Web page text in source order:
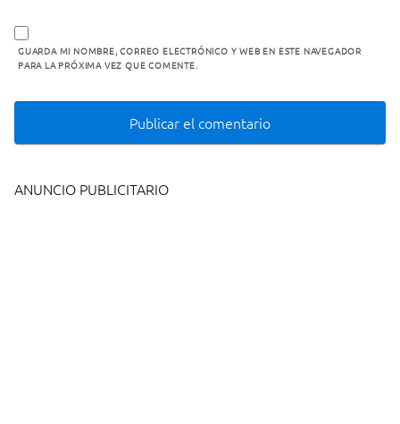
GUARDA MI NOMBRE, CORREO ELECTRÓNICO Y WEB EN ESTE NAVEGADOR
PARA LA PRÓXIMA VEZ QUE COMENTE.
ANUNCIO PUBLICITARIO